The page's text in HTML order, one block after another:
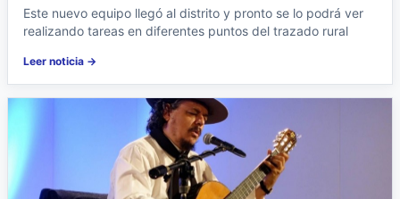
Este nuevo equipo llegó al distrito y pronto se lo podrá ver
realizando tareas en diferentes puntos del trazado rural
Leer noticia →